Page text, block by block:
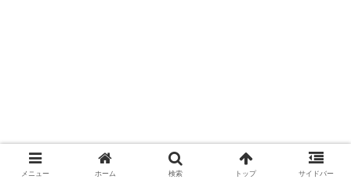
メニュー ホーム 検索 トップ サイドバー